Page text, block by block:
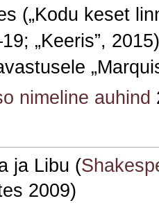
(„Kodu keset
„Keeris”, 2015)
nimeline auhind
ja Libu (
2009)